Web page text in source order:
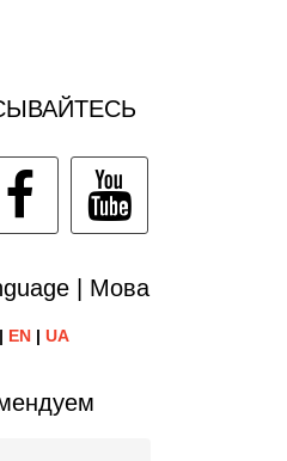
| Мова
EN| UA